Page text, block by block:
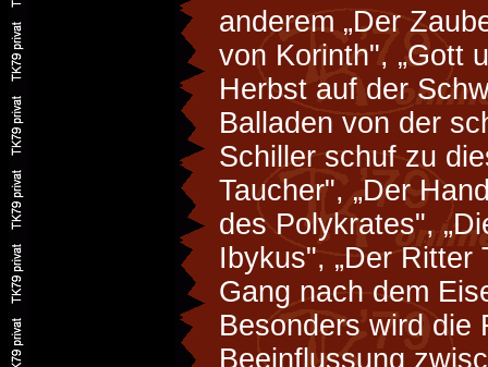
anderem „Der
von Korinth", „Gott
Herbst auf der
Balladen von der
Schiller schuf zu
Taucher", „Der
des Polykrates",
Ibykus", „Der Ritter
Gang nach dem
Besonders wird die
Beeinflussung